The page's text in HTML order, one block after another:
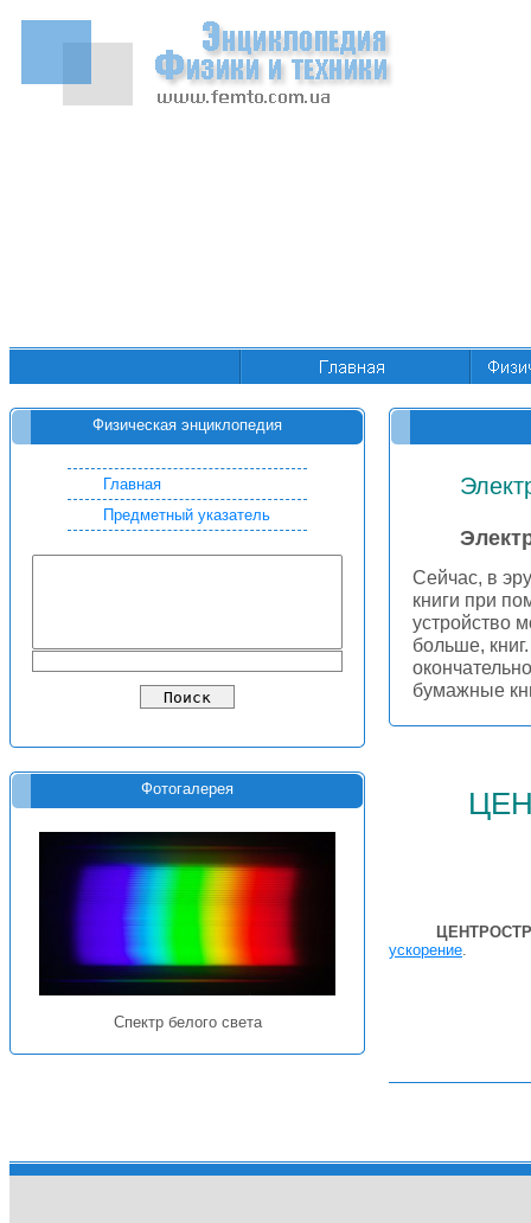
Физическая энциклопедия
Главная
Предметный указатель
Фотогалерея
Спектр белого света
Сейчас, в
книги при
устройство
больше,
бумажные
ускорение.